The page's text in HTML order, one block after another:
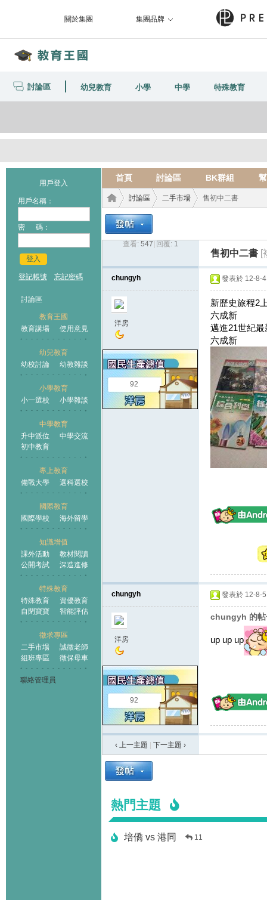
關於集團 集團品牌
討論區 幼兒教育 小學 中學 特殊教育
用戶登入
用戶名稱：
密 碼：
登入
登記帳號 忘記密碼
討論區
教育王國
教育講場
使用意見
幼兒教育
幼校討論
幼教雜談
小學教育
小一選校
小學雜談
中學教育
升中派位
中學交流
初中教育
專上教育
備戰大學
選科選校
國際教育
國際學校
海外留學
知識增值
課外活動
教材閱讀
公開考試
深造進修
特殊教育
特殊教育
資優教育
自閉寶寶
智能評估
徵求專區
二手市場
誠徵老師
組班專區
徵保母車
聯絡管理員
首頁 討論區 BK群組
王國
討論區
›
二手市場 售初中二書
查看: 547 回覆: 1
售初中二書 [
chungyh
洋房
92
發表於 12-8-
新歷史旅程2
六成新
邁進21世紀
六成新
chungyh
洋房
92
發表於 12-8-
chungyh 的帖
up up up
‹ 上一主題 下一主題 ›
熱門主題
培僑 vs 港同 11